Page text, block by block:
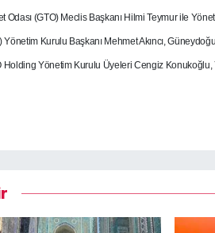
(GTO) Meclis Başkanı Hilmi Teymur ile
Yönetim Kurulu Başkanı Mehmet Akıncı,
Holding Yönetim Kurulu Üyeleri Cengiz